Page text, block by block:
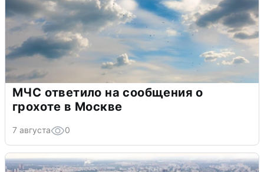
МЧС ответило на сообщения о
грохоте в Москве
7 августа 0